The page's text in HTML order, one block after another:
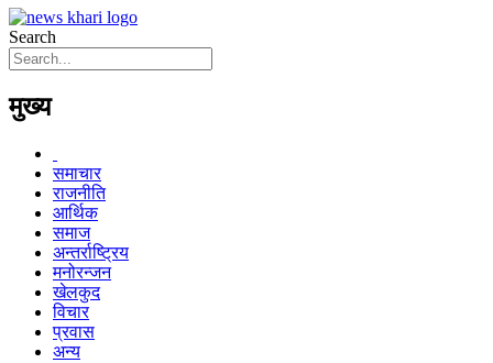
Search
मुख्य
समाचार
राजनीति
आर्थिक
समाज
अन्तर्राष्ट्रिय
मनोरन्जन
खेलकुद
विचार
प्रवास
अन्य